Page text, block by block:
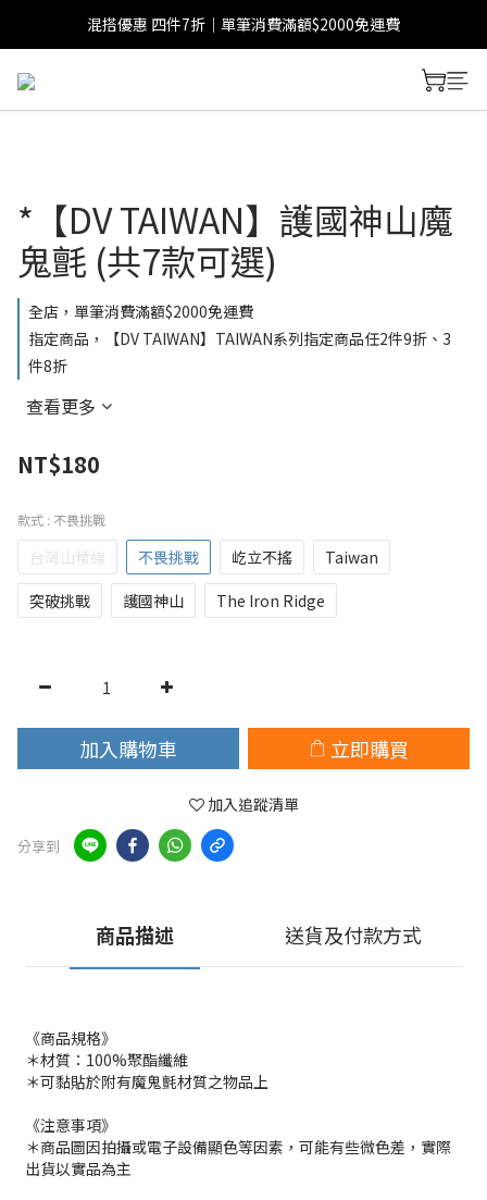
混搭優惠 四件7折｜單筆消費滿額$2000免運費
*【DV TAIWAN】護國神山魔
鬼氈 (共7款可選)
全店，單筆消費滿額$2000免運費
指定商品，【DV TAIWAN】TAIWAN系列指定商品任2件9折、3
件8折
查看更多
NT$180
款式 : 不畏挑戰
台灣山稜線 不畏挑戰 屹立不搖
Taiwan
突破挑戰
護國神山 The Iron Ridge
加入購物車 立即購買
加入追蹤清單
分享到
商品描述 送貨及付款方式
《商品規格》
＊材質：100%聚酯纖維
＊可黏貼於附有魔鬼氈材質之物品上
《注意事項》
＊商品圖因拍攝或電子設備顯色等因素，可能有些微色差，實際
出貨以實品為主